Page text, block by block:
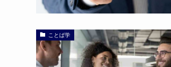
ことば学